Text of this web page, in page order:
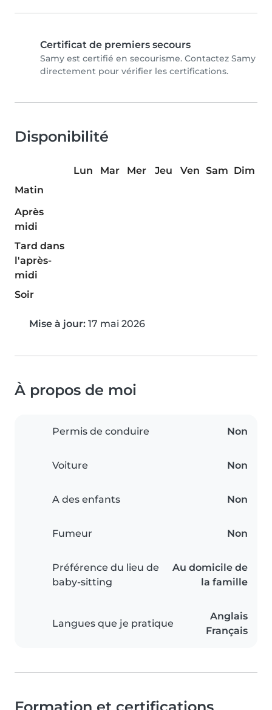
Certificat de premiers secours
Samy est certifié en secourisme. Contactez Samy
directement pour vérifier les certifications.
Disponibilité
Lun Mar Mer Jeu Ven Sam Dim
Matin
Après
midi
Tard dans
l'après-
midi
Soir
Mise à jour: 17 mai 2026
À propos de moi
Permis de conduire Non
Voiture Non
A des enfants Non
Fumeur Non
Préférence du lieu de
baby-sitting
Au domicile de
la famille
Langues que je pratique
Anglais
Français